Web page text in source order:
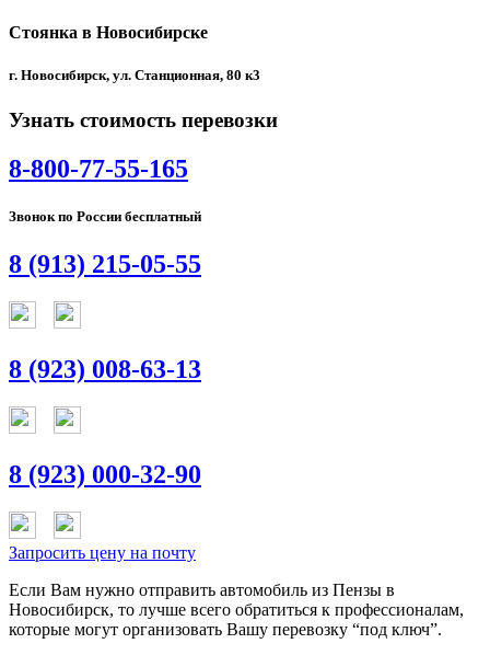
Стоянка в Новосибирске
г. Новосибирск, ул. Станционная, 80 к3
Узнать стоимость перевозки
8-800-77-55-165
Звонок по России бесплатный
8 (913) 215-05-55
8 (923) 008-63-13
8 (923) 000-32-90
Запросить цену на почту
Если Вам нужно отправить автомобиль из Пензы в
Новосибирск, то лучше всего обратиться к профессионалам,
которые могут организовать Вашу перевозку “под ключ”.